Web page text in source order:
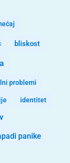
bliskost
problemi
identitet
panike